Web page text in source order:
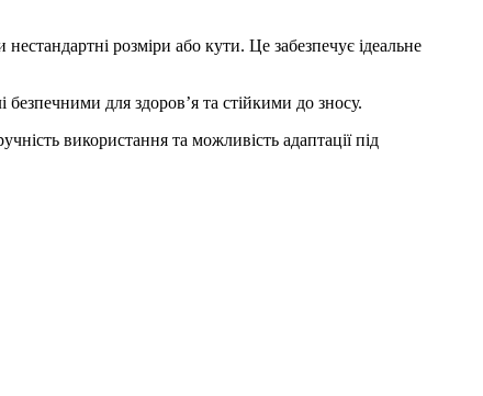
розміри або кути. Це забезпечує ідеальне
для здоров’я та стійкими до зносу.
використання та можливість адаптації під